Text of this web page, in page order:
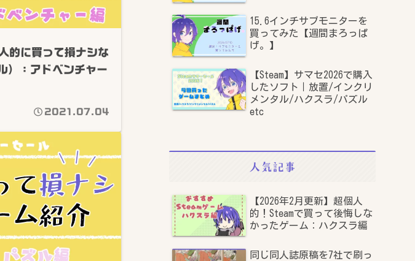
的に買って損ナシな
）：アドベンチャー
2021.07.04
15.6インチサブモニターを
買ってみた【週間まろっぱ
げ。】
【Steam】サマセ2026で購入
したソフト｜放置/インクリ
メンタル/ハクスラ/パズル
etc
人気記事
【2026年2月更新】超個人
的！Steamで買って後悔しな
かったゲーム：ハクスラ編
同じ同人誌原稿を7社で刷っ